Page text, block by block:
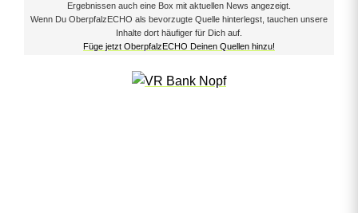
Ergebnissen auch eine Box mit aktuellen News angezeigt.
Wenn Du OberpfalzECHO als bevorzugte Quelle hinterlegst, tauchen unsere
Inhalte dort häufiger für Dich auf.
Füge jetzt OberpfalzECHO Deinen Quellen hinzu!